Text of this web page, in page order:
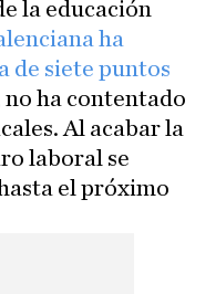
la educación
ha
de siete puntos
no ha contentado
Al acabar la
laboral se
el próximo